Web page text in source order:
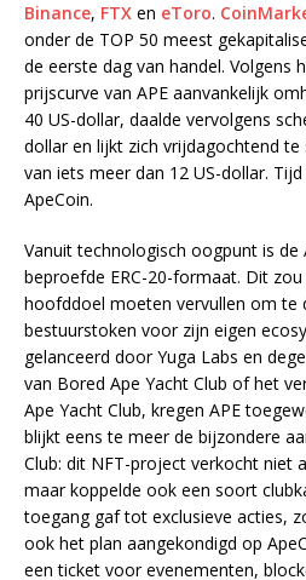
Binance, FTX en eToro.
onder de TOP 50 meest
de eerste dag van handel. Volgens
prijscurve van APE aanvankelijk
40 US-dollar, daalde vervolgens
dollar en lijkt zich vrijdagochtend
van iets meer dan 12 US-dollar.
ApeCoin.
Vanuit technologisch oogpunt is de
beproefde ERC-20-formaat. Dit zou
hoofddoel moeten vervullen om te
bestuurstoken voor zijn eigen
gelanceerd door Yuga Labs en
van Bored Ape Yacht Club of het
Ape Yacht Club, kregen APE
blijkt eens te meer de bijzondere
Club: dit NFT-project verkocht niet
maar koppelde ook een soort
toegang gaf tot exclusieve acties,
ook het plan aangekondigd op
een ticket voor evenementen,